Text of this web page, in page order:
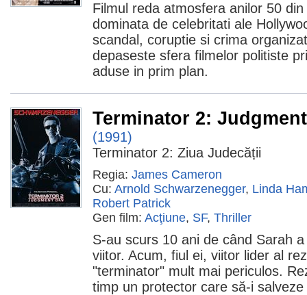
Filmul reda atmosfera anilor 50
dominata de celebritati ale
scandal, coruptie si crima
depaseste sfera filmelor politiste
aduse in prim plan.
Terminator 2:
(1991)
Terminator 2: Ziua Judecății
Regia: James Cameron
Cu: Arnold Schwarzenegger, Linda
Robert Patrick
Gen film: Acţiune, SF, Thriller
S-au scurs 10 ani de când Sarah
viitor. Acum, fiul ei, viitor lider al
"terminator" mult mai periculos.
timp un protector care să-i